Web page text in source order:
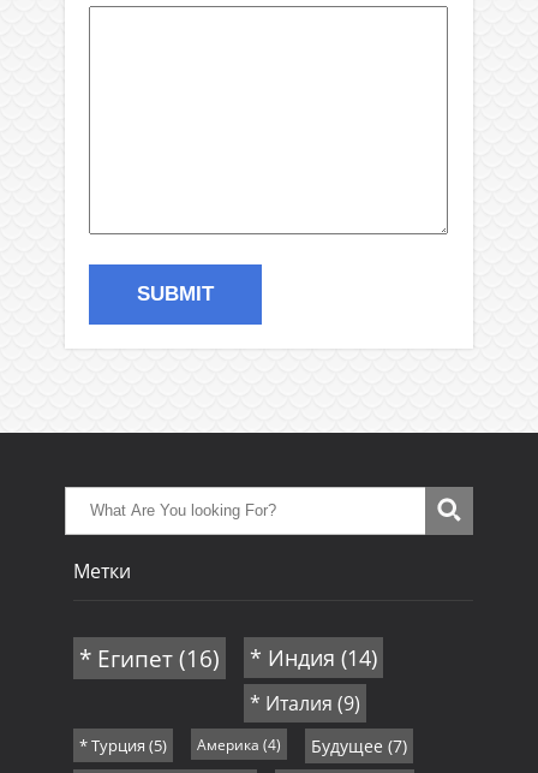
Метки
* Египет(16) * Индия (14)
* Италия (9)
* Турция (5) Америка (4) Будущее (7)